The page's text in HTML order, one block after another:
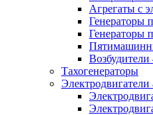
Агрегаты с
Генераторы
Генераторы
Тахогенераторы